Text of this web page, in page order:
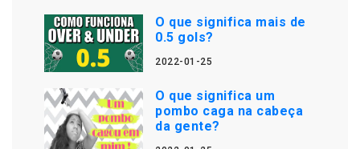
O que significa mais de
0.5 gols?
2022-01-25
O que significa um
pombo caga na cabeça
da gente?